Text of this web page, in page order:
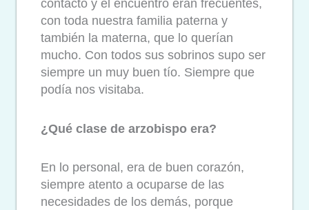
contacto y el encuentro eran frecuentes,
con toda nuestra familia paterna y
también la materna, que lo querían
mucho. Con todos sus sobrinos supo ser
siempre un muy buen tío. Siempre que
podía nos visitaba.
¿Qué clase de arzobispo era?
En lo personal, era de buen corazón,
siempre atento a ocuparse de las
necesidades de los demás, porque